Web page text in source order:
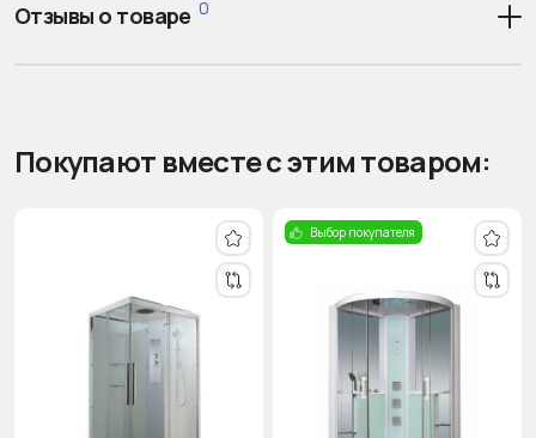
Отзывы о товаре 0
Покупают вместе с этим товаром:
Выбор покупателя